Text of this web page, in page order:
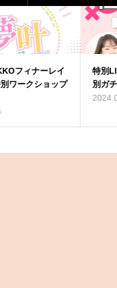
別LIVE配信決定！！『性
ガチャ克服法』